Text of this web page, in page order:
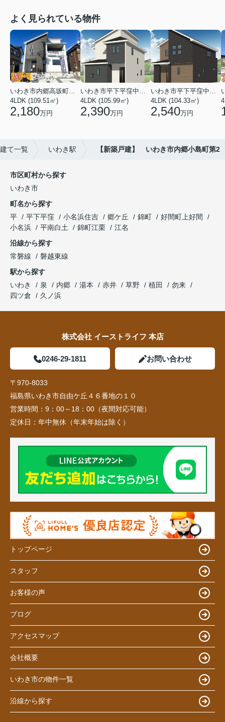
よく見られている物件
いわき市内郷高坂町２丁目
4LDK (109.51㎡)
2,180万円
いわき市平下平窪中島町
4LDK (105.99㎡)
2,390万円
いわき市平下平窪中島町
4LDK (104.33㎡)
2,540万円
て一覧 いわき駅 【新築戸建】 いわき市内郷小島町第2
市区町村から探す
いわき市
町名から探す
平
平下平窪 小名浜住吉 郷ケ丘 錦町
好間町上好間
小名浜
平南白土 錦町江栗
江名
沿線から探す
常磐線
磐越東線
駅から探す
いわき
泉 内郷 湯本 赤井 草野 植田
勿来
四ツ倉
久ノ浜
株式会社 イーストライフ 本店
0246-29-1811 お問い合わせ
〒970-8033
福島県いわき市自由ケ丘４６番地の１０
営業時間： 9：00～18：00（夜間対応可能）
定休日： 年中無休（年末年始は除く）
トップページ
スタッフ
お客様の声
ブログ
アクセスマップ
会社概要
いわき市の物件一覧
沿線から探す